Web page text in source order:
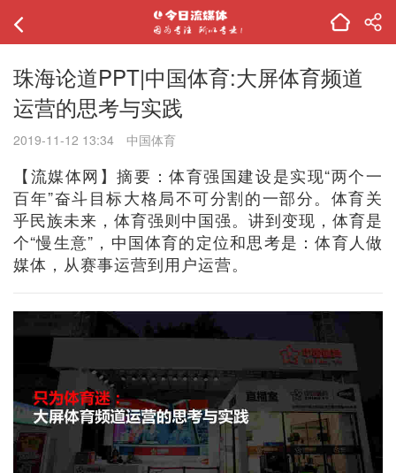
珠海论道PPT|中国体育:大屏体育频道
运营的思考与实践
2019-11-12 13:34 中国体育
【流媒体网】摘要：体育强国建设是实现“两个一
百年”奋斗目标大格局不可分割的一部分。体育关
乎民族未来，体育强则中国强。讲到变现，体育是
个“慢生意”，中国体育的定位和思考是：体育人做
媒体，从赛事运营到用户运营。